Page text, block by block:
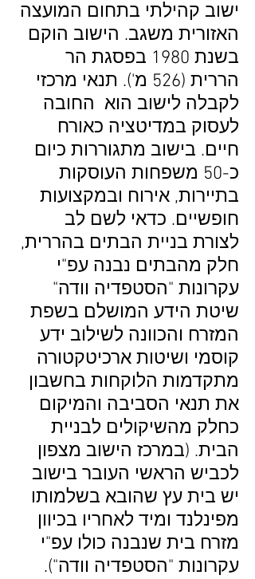
ישוב קהילתי בתחום המועצה
האזורית משגב. הישוב הוקם
בשנת 1980 בפסגת הר
הררית (526 מ'). תנאי מרכזי
לקבלה לישוב הוא החובה
לעסוק במדיטציה כאורח
חיים. בישוב מתגוררות כיום
כ-50 משפחות העוסקות
בתיירות, אירוח ובמקצועות
חופשיים. כדאי לשם לב
לצורת בניית הבתים בהררית,
חלק מהבתים נבנה עפ"י
עקרונות "הסטפדיה וודה"
שיטת הידע המושלם בשפת
המזרח והכוונה לשילוב ידע
קוסמי ושיטות ארכיטקטורה
מתקדמות הלוקחות בחשבון
את תנאי הסביבה והמיקום
כחלק מהשיקולים לבניית
הבית. (במרכז הישוב מצפון
לכביש הראשי העובר בישוב
יש בית עץ שהובא בשלמותו
מפינלנד ומיד לאחריו בכיוון
מזרח בית שנבנה כולו עפ"י
עקרונות "הסטפדיה וודה").